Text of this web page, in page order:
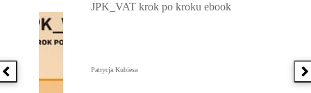
Poprzednia książka
JPK_VAT krok po kroku ebook
Patrycja Kubiesa